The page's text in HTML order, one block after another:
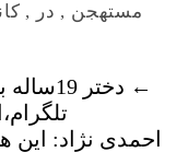
مستهجن, در,
←
دختر
احمدی نژاد: این